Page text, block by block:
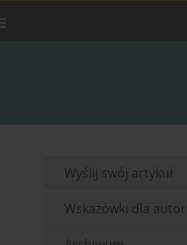
Wyślij swój artykuł
Wskazówki dla